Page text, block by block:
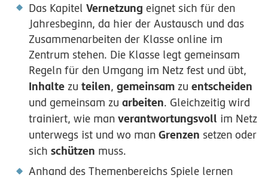
Das Kapitel Vernetzung eignet sich für den
Jahresbeginn, da hier der Austausch und das
Zusammenarbeiten der Klasse online im
Zentrum stehen. Die Klasse legt gemeinsam
Regeln für den Umgang im Netz fest und übt,
Inhalte zu teilen, gemeinsam zu entscheiden
und gemeinsam zu arbeiten. Gleichzeitig wird
trainiert, wie man verantwortungsvoll im Netz
unterwegs ist und wo man Grenzen setzen oder
sich schützen muss.
Anhand des Themenbereichs Spiele lernen